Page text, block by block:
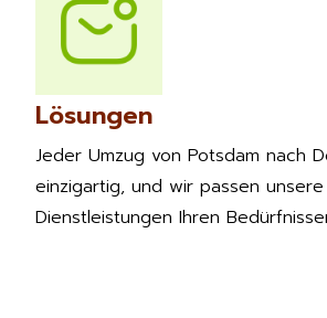
Lösungen
Jeder Umzug von Potsdam nach
einzigartig, und wir passen unsere
Dienstleistungen Ihren